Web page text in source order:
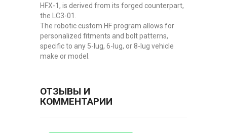
HFX-1, is derived from its forged counterpart,
the LC3-01.
The robotic custom HF program allows for
personalized fitments and bolt patterns,
specific to any 5-lug, 6-lug, or 8-lug vehicle
make or model.
ОТЗЫВЫ И
КОММЕНТАРИИ